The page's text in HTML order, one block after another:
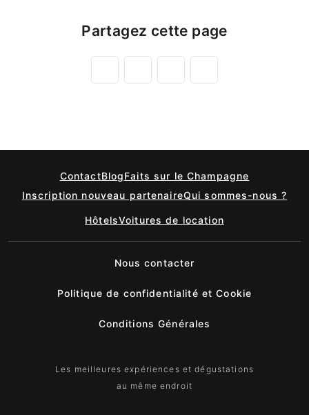
Partagez cette page
ContactBlogFaits sur le Champagne
Inscription nouveau partenaireQui sommes-nous ?
HôtelsVoitures de location
Nous contacter
Politique de confidentialité et Cookie
Conditions Générales
Les meilleures expériences et dégustations
au même endroit